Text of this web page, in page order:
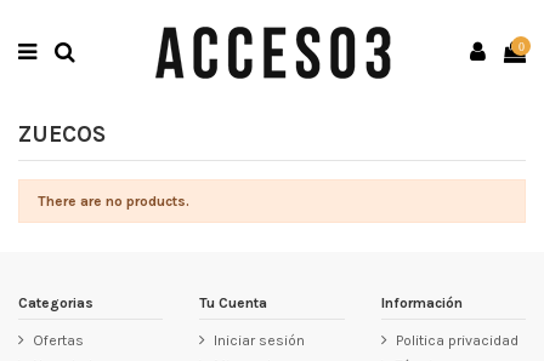
0
ZUECOS
There are no products.
Categorias
Ofertas
Tu Cuenta
Iniciar sesión
Información
Politica privacidad